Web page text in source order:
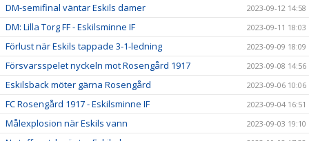
DM-semifinal väntar Eskils damer 2023-09-12 14:58
DM: Lilla Torg FF - Eskilsminne IF 2023-09-11 18:03
Förlust när Eskils tappade 3-1-ledning 2023-09-09 18:09
Försvarsspelet nyckeln mot Rosengård 1917 2023-09-08 14:56
Eskilsback möter gärna Rosengård 2023-09-06 10:06
FC Rosengård 1917 - Eskilsminne IF 2023-09-04 16:51
Målexplosion när Eskils vann 2023-09-03 19:10